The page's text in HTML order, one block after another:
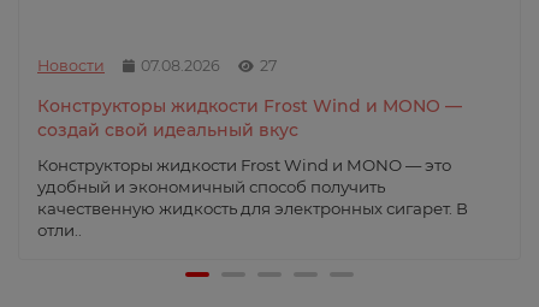
Новости 07.08.2026 27
Конструкторы жидкости Frost Wind и MONO —
создай свой идеальный вкус
Конструкторы жидкости Frost Wind и MONO — это
удобный и экономичный способ получить
качественную жидкость для электронных сигарет. В
отли..